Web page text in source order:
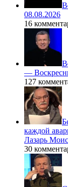
08.08.2026
16
—
127
каждой
Лазарь
30